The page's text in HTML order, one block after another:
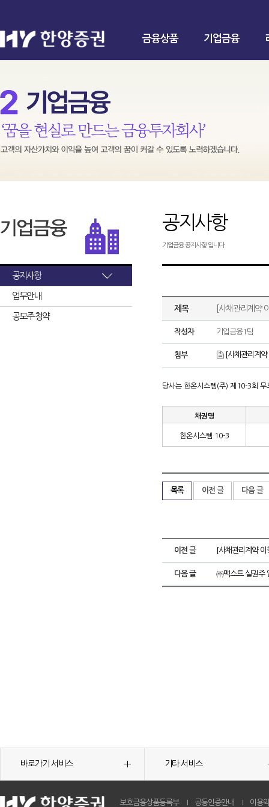
금융상품 기업금융
공지사항
업무안내
공모주 청약
공지사항
기업금융 공지사항 입니다.
제목 [사채관리계약
작성자 기업금융1팀
첨부 [사채관리계
당사는 한온시스템(주) 제 10-3회 무
채권명
한온시스템 10-3
목록 이전 글 다음 글
이전 글 [사채관리계약
다음 글 ㈜맥스트 실권주
바로가기 서비스 기타 서비스
보호금융상품등록부 공동인증안내 이용